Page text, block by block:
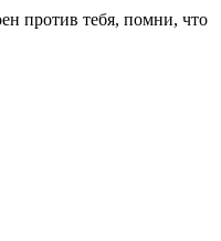
против тебя, помни, что